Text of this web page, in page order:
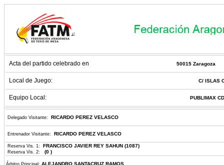
Acta del partido celebrado en 50015 Zaragoza
Local de Juego: C/ ISLAS
Equipo Local: PUBLIMAX
Delegado Visitante: RICARDO PEREZ VELASCO
Entrenador Visitante: RICARDO PEREZ VELASCO
Reserva Vis. 1: FRANCISCO JAVIER REY SAHUN (1087)
Reserva Vis. 2: (0 )
Árbitro Principal: ALEJANDRO SANTACRUZ RAMOS